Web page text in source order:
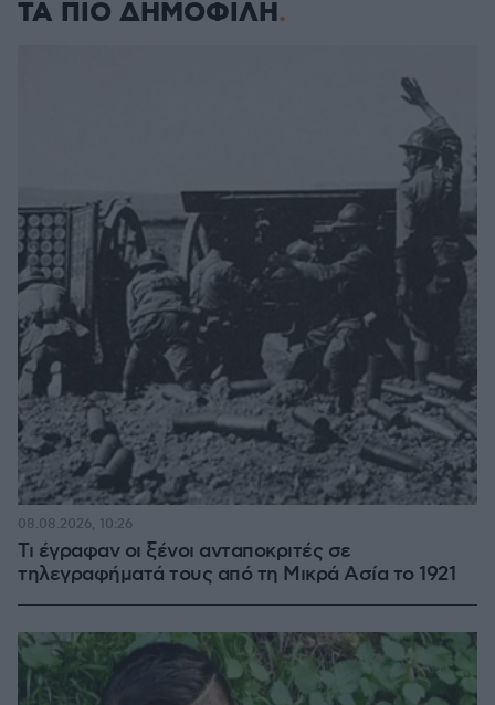
ΤΑ ΠΙΟ ΔΗΜΟΦΙΛΗ
Τι έγραφαν οι ξένοι ανταποκριτές σε
τηλεγραφήματά τους από τη Μικρά Ασία το 1921
08.08.2026, 10:26